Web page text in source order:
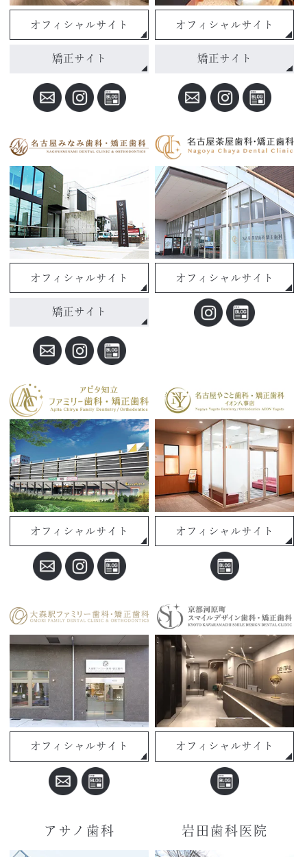
オフィシャルサイト
矯正サイト
オフィシャルサイト
矯正サイト
オフィシャルサイト
矯正サイト
オフィシャルサイト
オフィシャルサイト オフィシャルサイト
オフィシャルサイト オフィシャルサイト
アサノ歯科 岩田歯科医院